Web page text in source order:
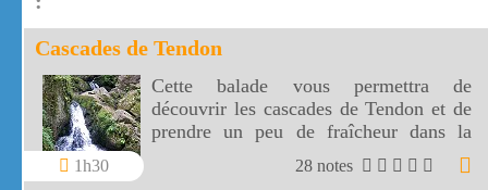
Cascades de Tendon
1h30
Cette balade vous permettra de
découvrir les cascades de Tendon et de
prendre un peu de fraîcheur dans la
forêt vosgienne entre la petite et la
grande cascade de Tendon.
28 notes